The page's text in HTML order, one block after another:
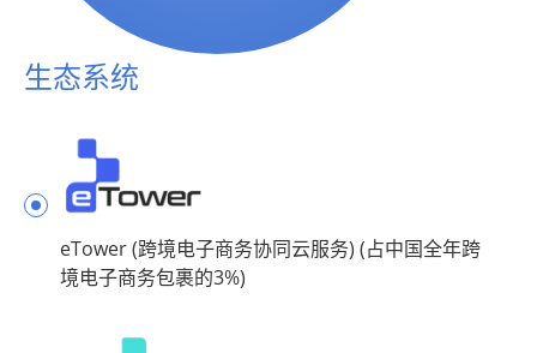
生态系统
eTower (跨境电子商务协同云服务) (占中国全年跨
境电子商务包裹的3%)